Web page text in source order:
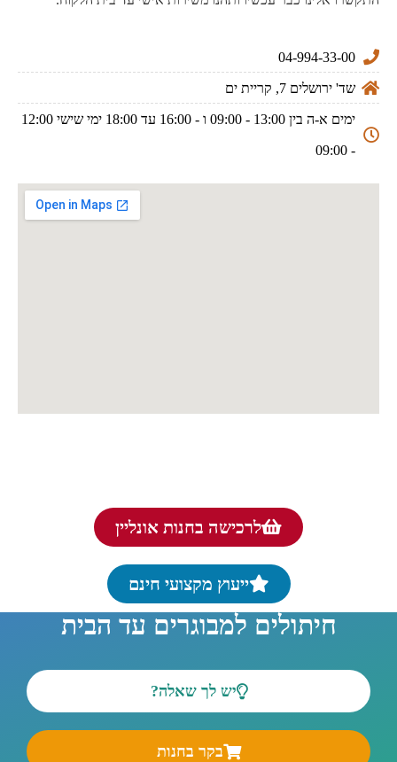
04-994-33-00
שד' ירושלים 7, קריית ים
ימים א-ה בין 13:00 - 09:00 ו - 16:00 עד 18:00 ימי שישי 12:00
- 09:00
לרכישה בחנות אונליין
ייעוץ מקצועי חינם
חיתולים למבוגרים עד הבית
יש לך שאלה?
בקר בחנות